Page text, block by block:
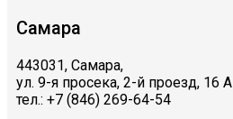
Самара
443031, Самара,
ул. 9-я просека, 2-й проезд, 16 А
тел.: +7 (846) 269-64-54